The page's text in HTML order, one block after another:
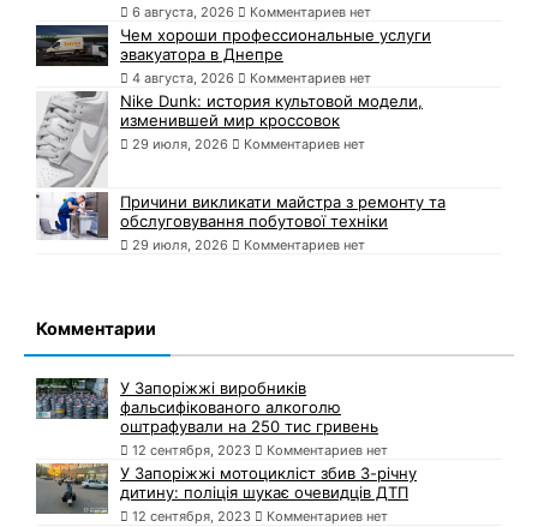
6 августа, 2026 Комментариев нет
Чем хороши профессиональные услуги
эвакуатора в Днепре
4 августа, 2026 Комментариев нет
Nike Dunk: история культовой модели,
изменившей мир кроссовок
29 июля, 2026 Комментариев нет
Причини викликати майстра з ремонту та
обслуговування побутової техніки
29 июля, 2026 Комментариев нет
Комментарии
У Запоріжжі виробників
фальсифікованого алкоголю
оштрафували на 250 тис гривень
12 сентября, 2023 Комментариев нет
У Запоріжжі мотоцикліст збив 3-річну
дитину: поліція шукає очевидців ДТП
12 сентября, 2023 Комментариев нет